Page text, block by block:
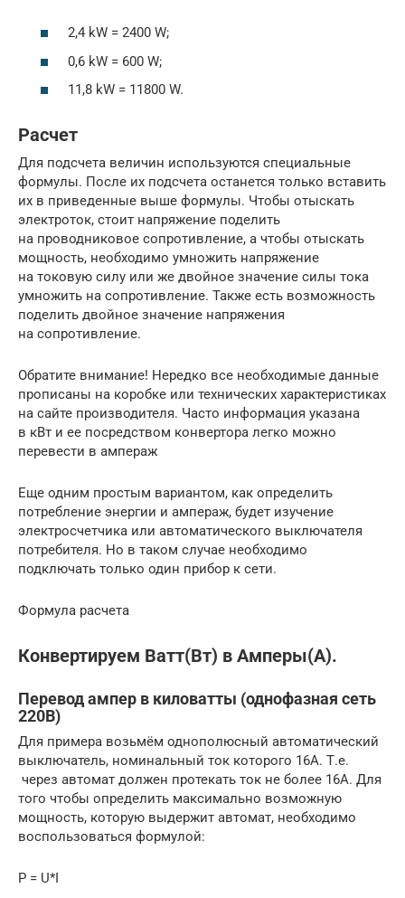
2,4 kW = 2400 W;
0,6 kW = 600 W;
11,8 kW = 11800 W.
Расчет
Для подсчета величин используются специальные
формулы. После их подсчета останется только вставить
их в приведенные выше формулы. Чтобы отыскать
электроток, стоит напряжение поделить
на проводниковое сопротивление, а чтобы отыскать
мощность, необходимо умножить напряжение
на токовую силу или же двойное значение силы тока
умножить на сопротивление. Также есть возможность
поделить двойное значение напряжения
на сопротивление.
Обратите внимание! Нередко все необходимые данные
прописаны на коробке или технических характеристиках
на сайте производителя. Часто информация указана
в кВт и ее посредством конвертора легко можно
перевести в ампераж
Еще одним простым вариантом, как определить
потребление энергии и ампераж, будет изучение
электросчетчика или автоматического выключателя
потребителя. Но в таком случае необходимо
подключать только один прибор к сети.
Формула расчета
Конвертируем Ватт(Вт) в Амперы(А).
Перевод ампер в киловатты (однофазная сеть
220В)
Для примера возьмём однополюсный автоматический
выключатель, номинальный ток которого 16А. Т.е.
через автомат должен протекать ток не более 16А. Для
того чтобы определить максимально возможную
мощность, которую выдержит автомат, необходимо
воспользоваться формулой:
P = U*I